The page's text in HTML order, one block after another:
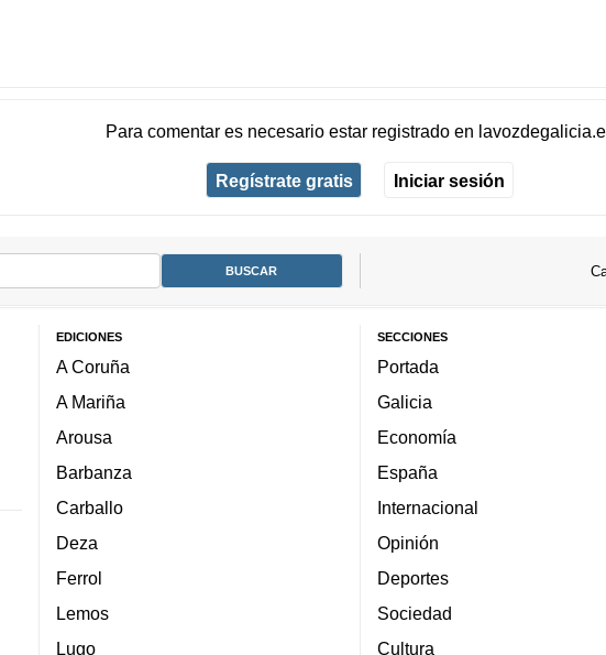
Para comentar es necesario estar registradoen
Regístrate gratis Iniciar sesión
EDICIONES
A Coruña
A Mariña
Arousa
Barbanza
Carballo
Deza
Ferrol
Lemos
Lugo
SECCIONES
Portada
Galicia
Economía
España
Internacional
Opinión
Deportes
Sociedad
Cultura